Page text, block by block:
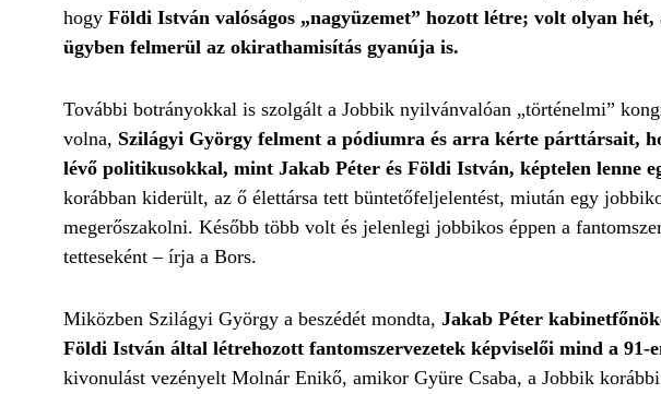
hogy Földi István valóságos „nagyüzemet” hozott létre; volt olyan
ügyben felmerül az okirathamisítás gyanúja is.
További botrányokkal is szolgált a Jobbik nyilvánvalóan „történelmi”
volna, Szilágyi György felment a pódiumra és arra kérte párttársait,
lévő politikusokkal, mint Jakab Péter és Földi István, képtelen lenne
korábban kiderült, az ő élettársa tett büntetőfeljelentést, miután egy
megerőszakolni. Később több volt és jelenlegi jobbikos éppen a
tetteseként – írja a Bors.
Miközben Szilágyi György a beszédét mondta, Jakab Péter
Földi István által létrehozott fantomszervezetek képviselői mind a 91-
kivonulást vezényelt Molnár Enikő, amikor Gyüre Csaba, a Jobbik